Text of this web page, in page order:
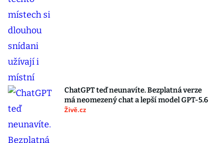
ChatGPT teď neunavíte. Bezplatná verze
má neomezený chat a lepší model GPT-5.6
Živě.cz